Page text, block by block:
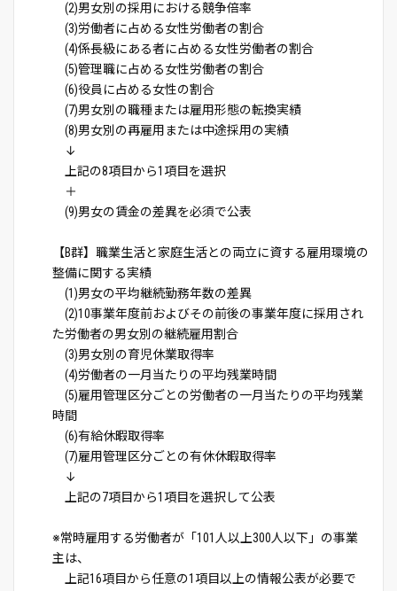
(2)男女別の採用における競争倍率
(3)労働者に占める女性労働者の割合
(4)係長級にある者に占める女性労働者の割合
(5)管理職に占める女性労働者の割合
(6)役員に占める女性の割合
(7)男女別の職種または雇用形態の転換実績
(8)男女別の再雇用または中途採用の実績
↓
上記の8項目から1項目を選択
＋
(9)男女の賃金の差異を必須で公表
【B群】職業生活と家庭生活との両立に資する雇用環境の
整備に関する実績
(1)男女の平均継続勤務年数の差異
(2)10事業年度前およびその前後の事業年度に採用され
た労働者の男女別の継続雇用割合
(3)男女別の育児休業取得率
(4)労働者の一月当たりの平均残業時間
(5)雇用管理区分ごとの労働者の一月当たりの平均残業
時間
(6)有給休暇取得率
(7)雇用管理区分ごとの有休休暇取得率
↓
上記の7項目から1項目を選択して公表
※常時雇用する労働者が「101人以上300人以下」の事業
主は、
上記16項目から任意の1項目以上の情報公表が必要で